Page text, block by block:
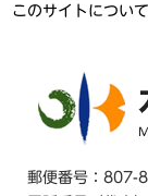
このサイトについて
郵便番号：807-